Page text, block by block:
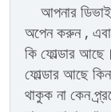
আপনার
অপেন করুন ,
কি ফোল্ডার
ফোল্ডার আছে
থাকুক না কেন